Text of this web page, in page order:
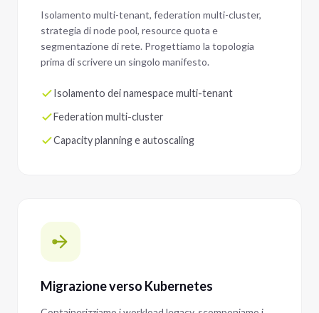
Isolamento multi-tenant, federation multi-cluster,
strategia di node pool, resource quota e
segmentazione di rete. Progettiamo la topologia
prima di scrivere un singolo manifesto.
Isolamento dei namespace multi-tenant
Federation multi-cluster
Capacity planning e autoscaling
Migrazione verso Kubernetes